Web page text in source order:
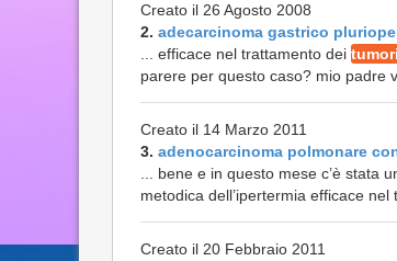
Creato il 26 Agosto 2008
2. adecarcinoma gastrico
... efficace nel trattamento dei tumori
parere per questo caso? mio padre
Creato il 14 Marzo 2011
3. adenocarcinoma polmonare
... bene e in questo mese c’è stata
metodica dell’ipertermia efficace nel
Creato il 20 Febbraio 2011